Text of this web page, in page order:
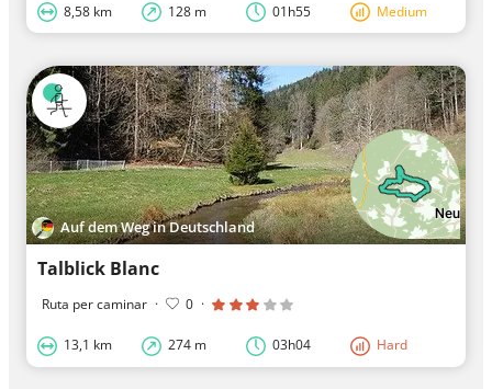
8,58 km 128 m 01h55 Medium
Auf dem Weg in Deutschland
Talblick Blanc
Ruta per caminar · 0 ·
13,1 km 274 m 03h04 Hard